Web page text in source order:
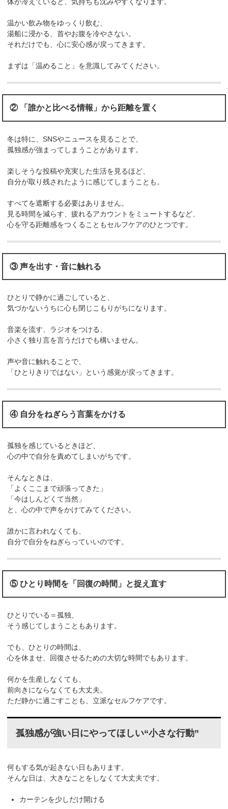
体が冷えていると、気持ちも沈みやすくなります。
温かい飲み物をゆっくり飲む、
湯船に浸かる、首やお腹を冷やさない。
それだけでも、心に安心感が戻ってきます。
まずは「温めること」を意識してみてください。
② 「誰かと比べる情報」から距離を置く
冬は特に、SNSやニュースを見ることで、
孤独感が強まってしまうことがあります。
楽しそうな投稿や充実した生活を見るほど、
自分が取り残されたように感じてしまうことも。
すべてを遮断する必要はありません。
見る時間を減らす、疲れるアカウントをミュートするなど、
心を守る距離感をつくることもセルフケアのひとつです。
③ 声を出す・音に触れる
ひとりで静かに過ごしていると、
気づかないうちに心も閉じこもりがちになります。
音楽を流す、ラジオをつける、
小さく独り言を言うだけでも構いません。
声や音に触れることで、
「ひとりきりではない」という感覚が戻ってきます。
④ 自分をねぎらう言葉をかける
孤独を感じているときほど、
心の中で自分を責めてしまいがちです。
そんなときは、
「よくここまで頑張ってきた」
「今はしんどくて当然」
と、心の中で声をかけてみてください。
誰かに言われなくても、
自分で自分をねぎらっていいのです。
⑤ ひとり時間を「回復の時間」と捉え直す
ひとりでいる＝孤独、
そう感じてしまうこともあります。
でも、ひとりの時間は、
心を休ませ、回復させるための大切な時間でもあります。
何かを生産しなくても、
前向きにならなくても大丈夫。
ただ静かに過ごすことも、立派なセルフケアです。
孤独感が強い日にやってほしい“小さな行動”
何もする気が起きない日もあります。
そんな日は、大きなことをしなくて大丈夫です。
カーテンを少しだけ開ける